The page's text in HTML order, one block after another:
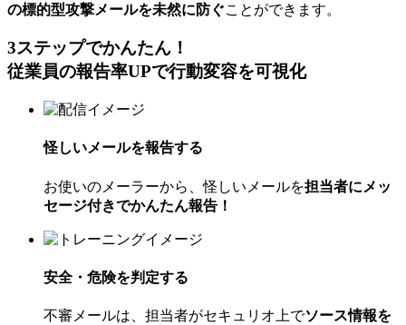
の標的型攻撃メールを未然に防ぐことができます。
3ステップでかんたん！
従業員の報告率UPで行動変容を可視化
怪しいメールを報告する
お使いのメーラーから、怪しいメールを担当者にメッ
セージ付きでかんたん報告！
安全・危険を判定する
不審メールは、担当者がセキュリオ上でソース情報を